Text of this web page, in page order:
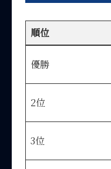
順位
優勝
2位
3位